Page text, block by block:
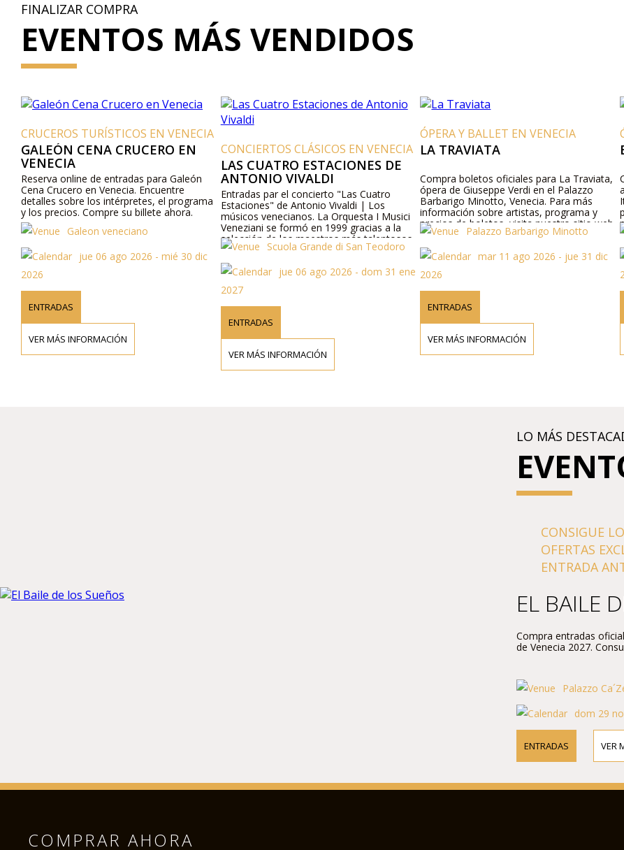
FINALIZAR COMPRA
EVENTOS MÁS VENDIDOS
CRUCEROS TURÍSTICOS EN VENECIA
GALEÓN CENA CRUCERO EN
VENECIA
Reserva online de entradas para Galeón
Cena Crucero en Venecia. Encuentre
detalles sobre los intérpretes, el programa
y los precios. Compre su billete ahora.
Galeon veneciano
jue 06 ago 2026 - mié 30 dic
2026
ENTRADAS
VER MÁS INFORMACIÓN
CONCIERTOS CLÁSICOS EN VENECIA
LAS CUATRO ESTACIONES DE
ANTONIO VIVALDI
Entradas par el concierto "Las Cuatro
Estaciones" de Antonio Vivaldi | Los
músicos venecianos. La Orquesta I Musici
Veneziani se formó en 1999 gracias a la
selección de los maestros más talentosos
de su nacimiento y de la cultura veneciana
con un homenaje a Vivaldi "Cuatro
Estaciones" y en unión con las sopranos,
mezzo sopranos, tenores y barítonos obras
de teatro de renombre internacional
"barroco y de la Opera ", las arias más
bellas de la época barroca.
Scuola Grande di San Teodoro
jue 06 ago 2026 - dom 31 ene
2027
ENTRADAS
VER MÁS INFORMACIÓN
ÓPERA Y BALLET EN VENECIA
LA TRAVIATA
Compra boletos oficiales para La Traviata,
ópera de Giuseppe Verdi en el Palazzo
Barbarigo Minotto, Venecia. Para más
información sobre artistas, programa y
precios de boletos, visita nuestro sitio web
o contáctanos por teléfono.
Palazzo Barbarigo Minotto
mar 11 ago 2026 - jue 31 dic
2026
ENTRADAS
VER MÁS INFORMACIÓN
LO MÁS
CONSIGUE
OFERTAS
ENTRADA
EL BAILE
Compra entradas
de Venecia 2027.
Palazzo
dom 29
ENTRADAS VER
COMPRAR AHORA